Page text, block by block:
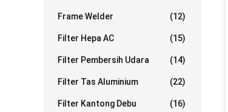
Frame Welder (12)
Filter Hepa AC (15)
Filter Pembersih Udara (14)
Filter Tas Aluminium (22)
Filter Kantong Debu (16)